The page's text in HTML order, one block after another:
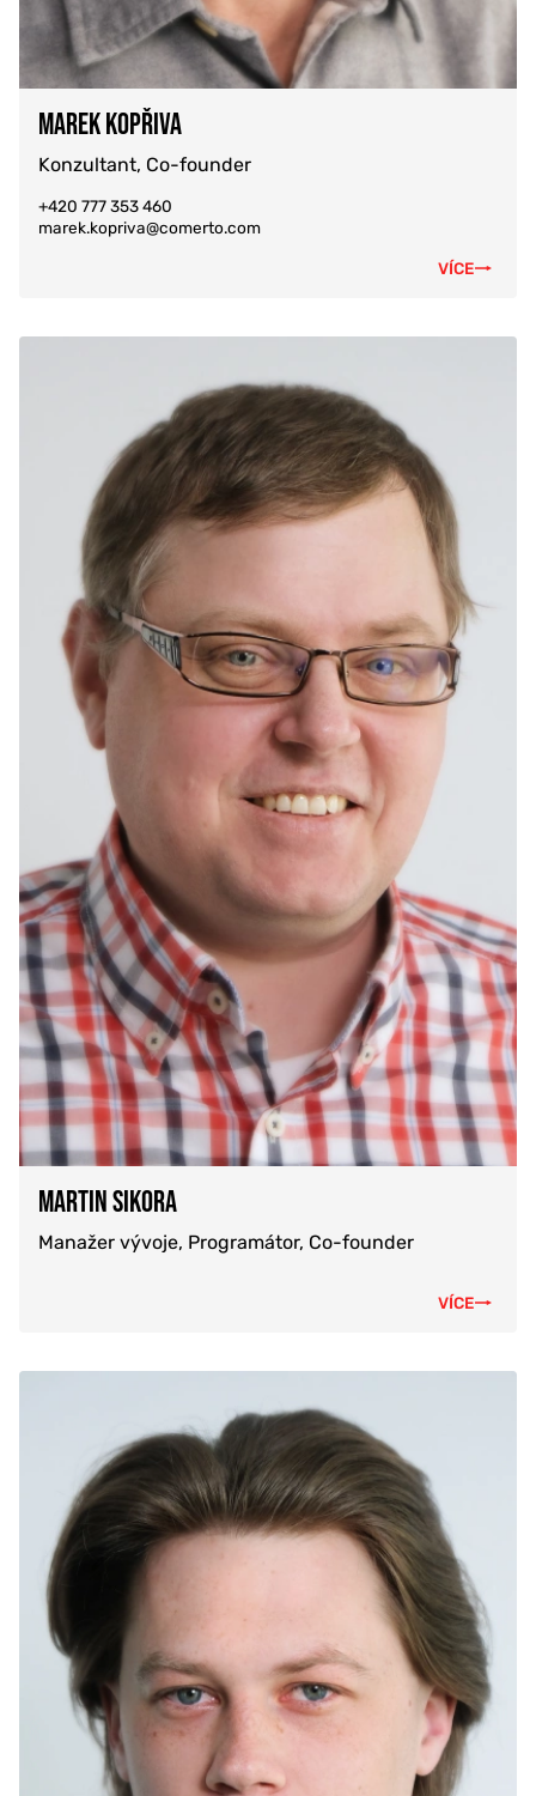
MAREK KOPŘIVA
Konzultant, Co-founder
+420 777 353 460
marek.kopriva@comerto.com
VÍCE
MARTIN SIKORA
Manažer vývoje, Programátor, Co-founder
VÍCE